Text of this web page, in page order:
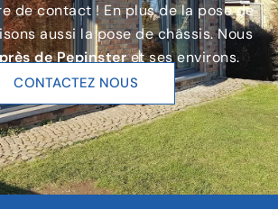
de contact ! En plus de la pose de
aussi la pose de châssis. Nous
près de Pepinsteret ses environs.
CONTACTEZ NOUS